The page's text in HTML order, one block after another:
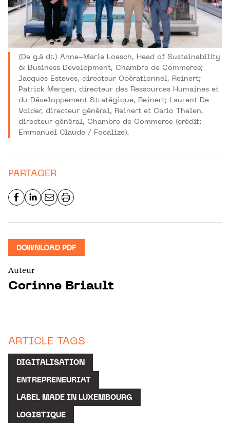
(De g.à dr.) Anne-Marie Loesch, Head of Sustainability
& Business Development, Chambre de Commerce;
Jacques Esteves, directeur Opérationnel, Reinert;
Patrick Mergen, directeur des Ressources Humaines et
du Développement Stratégique, Reinert; Laurent De
Volder, directeur général, Reinert et Carlo Thelen,
directeur général, Chambre de Commerce (crédit:
Emmanuel Claude / Focalize).
PARTAGER
DOWNLOAD PDF
Auteur
Corinne Briault
ARTICLE TAGS
DIGITALISATION
ENTREPRENEURIAT
LABEL MADE IN LUXEMBOURG
LOGISTIQUE